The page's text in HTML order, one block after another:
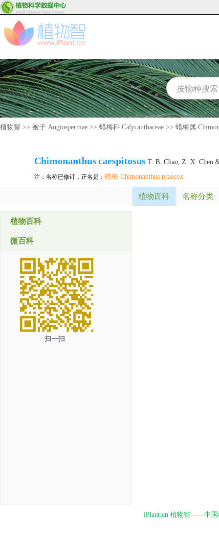
植物智 >> 被子 Angiospermae >> 蜡梅科 Calycanthaceae >> 蜡梅属
Chimonanthuscaespitosus T. B. Chao, Z. X. Chen
注：名称已修订，正名是： 蜡梅 Chimonanthus praecox
植物百科 名称分类
植物百科
微百科
扫一扫
iPlant.cn 植物智——中国